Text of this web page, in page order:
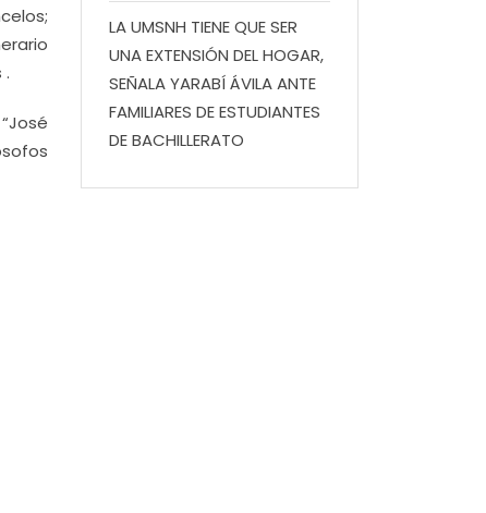
LA UMSNH TIENE QUE SER
UNA EXTENSIÓN DEL HOGAR,
SEÑALA YARABÍ ÁVILA ANTE
FAMILIARES DE ESTUDIANTES
DE BACHILLERATO